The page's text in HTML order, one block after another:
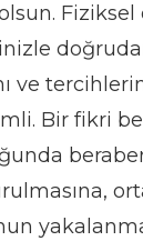
Fiziksel
ve
Bir fikri